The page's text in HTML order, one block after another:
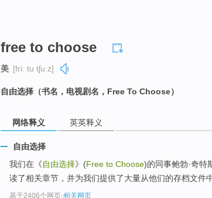
free to choose
美 [friː tu tʃuːz]
自由选择（书名，电视剧名，Free To Choose）
网络释义 英英释义
自由选择
我们在《自由选择》(Free to Choose)的同事鲍勃·奇特
读了相关章节，并为我们提供了大量从他们的存档文件
基于2406个网页-相关网页